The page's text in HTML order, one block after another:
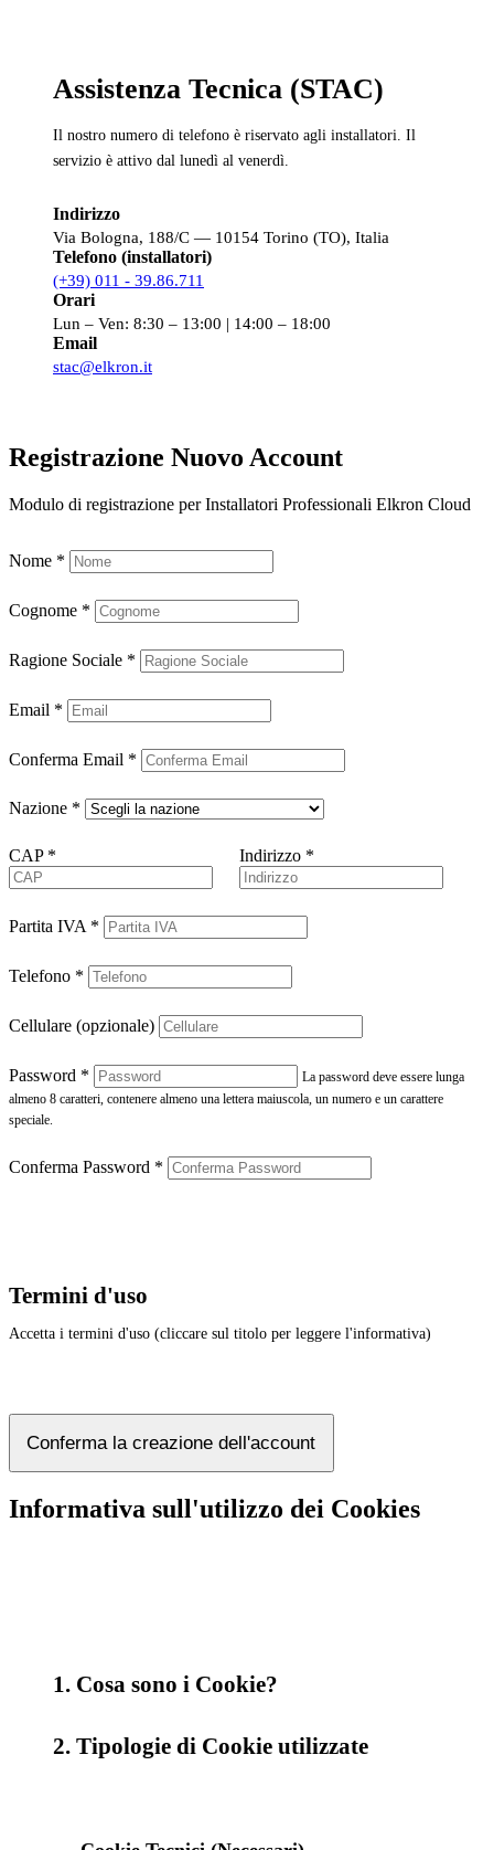
Assistenza Tecnica (STAC)
Il nostro numero di telefono è riservato agli installatori. Il
servizio è attivo dal lunedì al venerdì.
Indirizzo
Via Bologna, 188/C — 10154 Torino (TO), Italia
Telefono (installatori)
(+39) 011 - 39.86.711
Orari
Lun – Ven: 8:30 – 13:00 | 14:00 – 18:00
Email
stac@elkron.it
Registrazione Nuovo Account
Modulo di registrazione per Installatori Professionali Elkron Cloud
Nome *
Cognome *
Ragione Sociale *
Email *
Conferma Email *
Nazione *
CAP * Indirizzo *
Partita IVA *
Telefono *
Cellulare (opzionale)
Password *
La password deve essere lunga
almeno 8 caratteri, contenere almeno una lettera maiuscola, un numero e un carattere
speciale.
Conferma Password *
Termini d'uso
Accetta i termini d'uso (cliccare sul titolo per leggere l'informativa)
Conferma la creazione dell'account
Informativa sull'utilizzo dei Cookies
1. Cosa sono i Cookie?
2. Tipologie di Cookie utilizzate